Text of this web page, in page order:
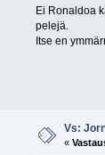
Ei Ronaldoa
pelejä.
Itse en
Vs:
«